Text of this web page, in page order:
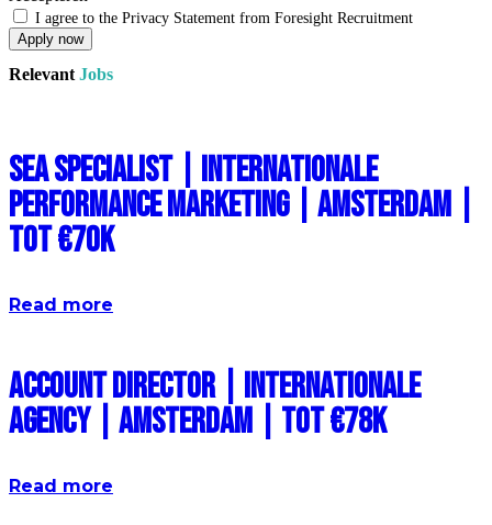
I agree to the Privacy Statement from Foresight Recruitment
Apply now
Relevant Jobs
SEA Specialist | Internationale
Performance Marketing | Amsterdam |
Tot €70k
Read more
Account Director | Internationale
Agency | Amsterdam | Tot €78k
Read more